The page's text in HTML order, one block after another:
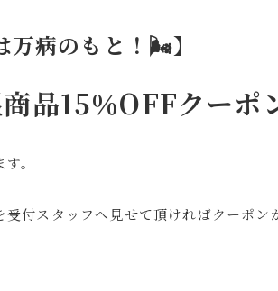
万病のもと！🌬】
品15％OFFクーポ
。
付スタッフへ見せて頂ければクーポン